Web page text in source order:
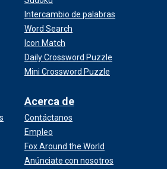
Intercambio de palabras
Word Search
Icon Match
Daily Crossword Puzzle
Mini Crossword Puzzle
Acerca de
Contáctanos
Empleo
Fox Around the World
Anúnciate con nosotros